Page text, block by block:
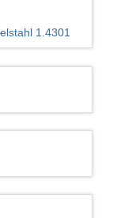
1.4301